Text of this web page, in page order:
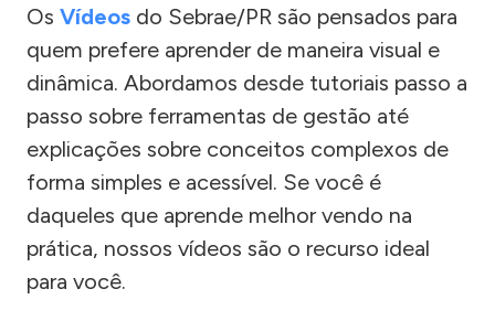
Os Vídeos do Sebrae/PR são pensados para
quem prefere aprender de maneira visual e
dinâmica. Abordamos desde tutoriais passo a
passo sobre ferramentas de gestão até
explicações sobre conceitos complexos de
forma simples e acessível. Se você é
daqueles que aprende melhor vendo na
prática, nossos vídeos são o recurso ideal
para você.